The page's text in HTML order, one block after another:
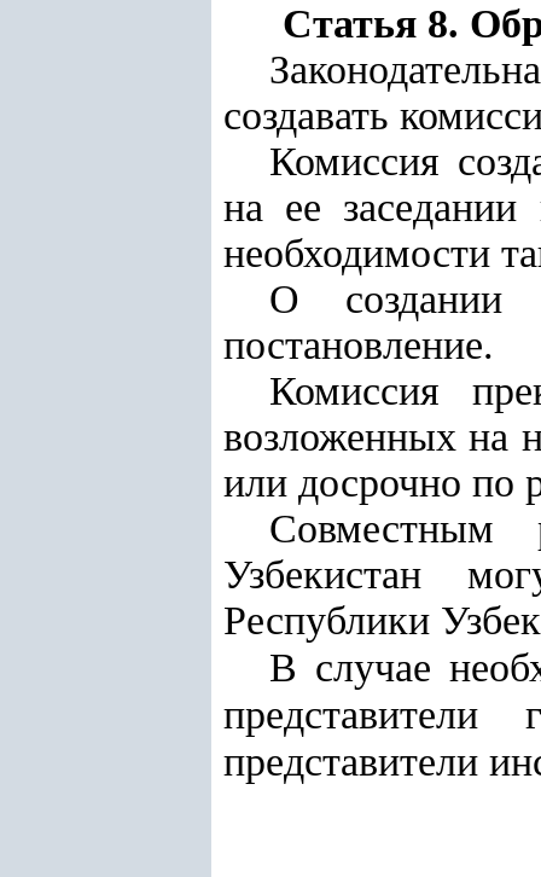
Статья 8.
создавать
Комиссия
на ее заседании
необходимости
О создании
постановление.
Комиссия
возложенных на
или досрочно по
Совместным
Узбекистан
Республики
В случае
представители